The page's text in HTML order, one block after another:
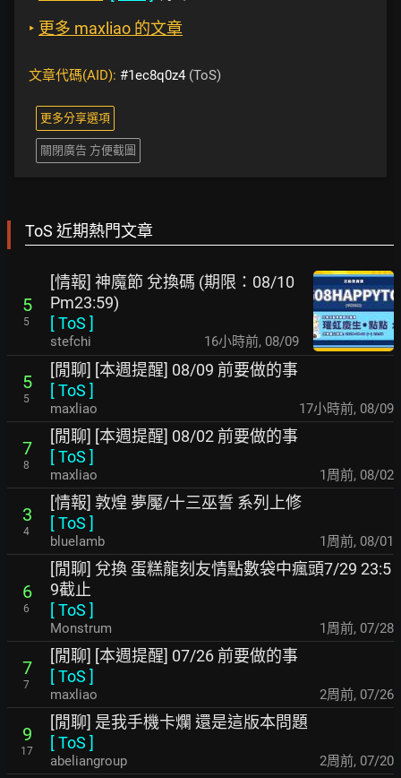
‣ 更多 maxliao 的文章
文章代碼(AID): #1ec8q0z4 (ToS)
更多分享選項
關閉廣告 方便截圖
ToS 近期熱門文章
5
5
[情報] 神魔節 兌換碼 (期限：08/10
Pm23:59)
[ToS ]
stefchi 16小時前, 08/09
5
5
[閒聊] [本週提醒] 08/09 前要做的事
[ToS ]
maxliao 17小時前, 08/09
7
8
[閒聊] [本週提醒] 08/02 前要做的事
[ToS ]
maxliao 1周前, 08/02
3
4
[情報] 敦煌 夢魘/十三巫誓 系列上修
[ToS ]
bluelamb 1周前, 08/01
6
6
[閒聊] 兌換 蛋糕龍刻友情點數袋中瘋頭7/29 23:5
9截止
[ToS ]
Monstrum 1周前, 07/28
7
7
[閒聊] [本週提醒] 07/26 前要做的事
[ToS ]
maxliao 2周前, 07/26
9
17
[閒聊] 是我手機卡爛 還是這版本問題
[ToS ]
abeliangroup 2周前, 07/20